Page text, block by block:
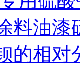
料油漆
的相对